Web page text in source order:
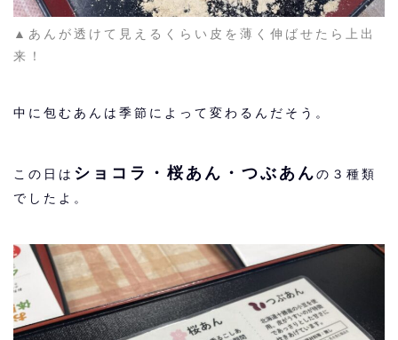
▲あんが透けて見えるくらい皮を薄く伸ばせたら上出
来！
中に包むあんは季節によって変わるんだそう。
この日は ショコラ・桜あん・つぶあんの３種類
でしたよ。